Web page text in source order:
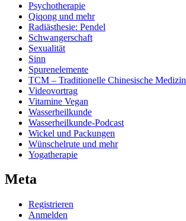
Psychotherapie
Qiqong und mehr
Radiästhesie: Pendel
Schwangerschaft
Sexualität
Sinn
Spurenelemente
TCM – Traditionelle Chinesische Medizin
Videovortrag
Vitamine Vegan
Wasserheilkunde
Wasserheilkunde-Podcast
Wickel und Packungen
Wünschelrute und mehr
Yogatherapie
Meta
Registrieren
Anmelden